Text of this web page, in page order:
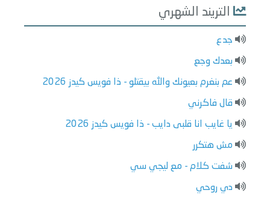
التريند الشهري
جدع
بعدك وجع
عم بنغرم بعيونك والله بيقتلو - ذا فويس كيدز 2026
قال فاكرني
يا غايب انا قلبى دايب - ذا فويس كيدز 2026
مش هتكرر
شفت كلام - مع ليجي سي
دي روحي